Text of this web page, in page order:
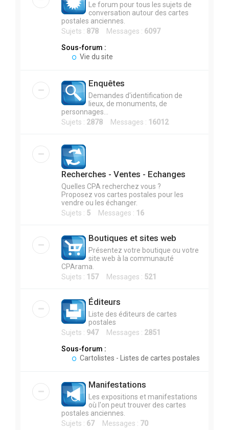
Le forum pour tous les sujets de
conversation autour des cartes
postales anciennes.
Sujets : 878 Messages : 6097
Sous-forum :
Vie du site
Enquêtes
Demandes d'identification de
lieux, de monuments, de
personnages...
Sujets : 2878 Messages : 16012
Recherches - Ventes - Echanges
Quelles CPA recherchez vous ?
Proposez vos cartes postales pour les
vendre ou les échanger.
Sujets : 5 Messages : 16
Boutiques et sites web
Présentez votre boutique ou votre
site web à la communauté
CPArama.
Sujets : 157Messages : 521
Éditeurs
Liste des éditeurs de cartes
postales
Sujets : 947Messages : 2851
Sous-forum :
Cartolistes - Listes de cartes postales
Manifestations
Les expositions et manifestations
où l'on peut trouver des cartes
postales anciennes.
Sujets : 67Messages : 70